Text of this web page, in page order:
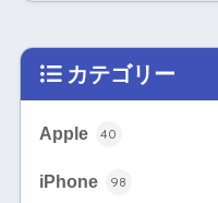
カテゴリー
Apple 40
iPhone 98